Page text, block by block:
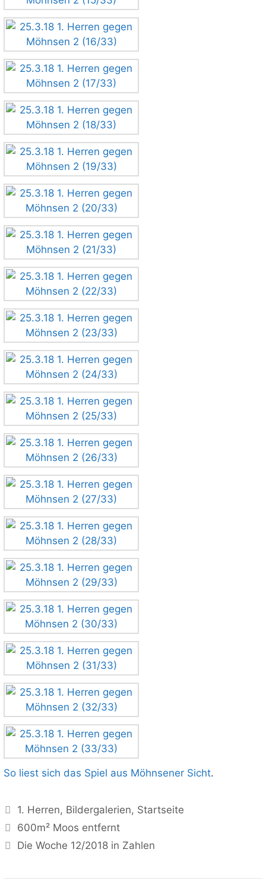
So liest sich das Spiel aus Möhnsener Sicht.
Kategorien
1. Herren, Bildergalerien, Startseite
600m² Moos entfernt
Die Woche 12/2018 in Zahlen